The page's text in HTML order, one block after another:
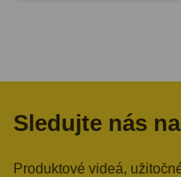
Sledujte nás
Produktové videá,